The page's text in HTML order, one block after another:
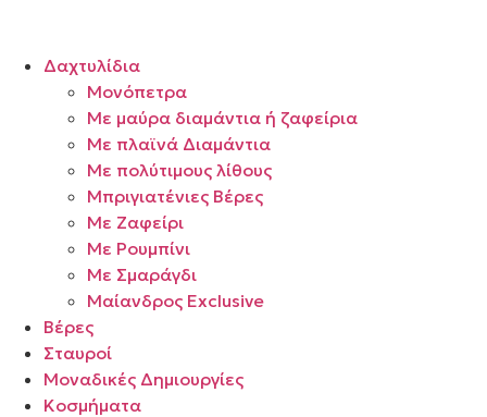
Δαχτυλίδια
Μονόπετρα
Mε μαύρα διαμάντια ή ζαφείρια
Mε πλαϊνά Διαμάντια
Mε πολύτιμους λίθους
Μπριγιατένιες Βέρες
Με Ζαφείρι
Με Ρουμπίνι
Με Σμαράγδι
Μαίανδρος Exclusive
Βέρες
Σταυροί
Μοναδικές Δημιουργίες
Κοσμήματα